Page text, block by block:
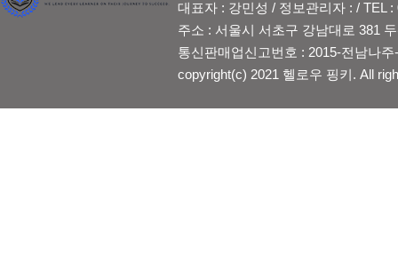
대표자 : 강민성 / 정보관리자 : / TEL :
주소 : 서울시 서초구 강남대로 381
통신판매업신고번호 : 2015-전남나
copyright(c) 2021 헬로우 핑키. All